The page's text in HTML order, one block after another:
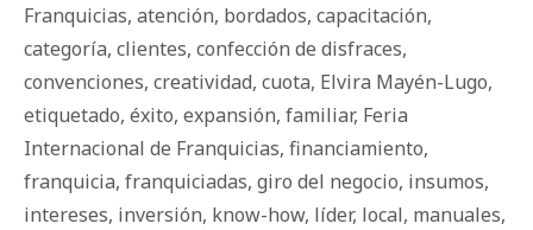
Franquicias, atención, bordados, capacitación,
categoría, clientes, confección de disfraces,
convenciones, creatividad, cuota, Elvira Mayén-Lugo,
etiquetado, éxito, expansión, familiar, Feria
Internacional de Franquicias, financiamiento,
franquicia, franquiciadas, giro del negocio, insumos,
intereses, inversión, know-how, líder, local, manuales,